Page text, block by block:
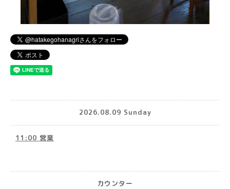
2026.08.09 Sunday
11:00 営業
カウンター